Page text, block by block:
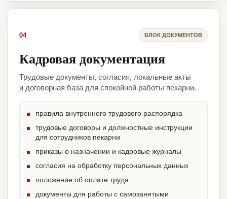
04 БЛОК ДОКУМЕНТОВ
Кадровая документация
Трудовые документы, согласия, локальные акты
и договорная база для спокойной работы пекарни.
правила внутреннего трудового распорядка
трудовые договоры и должностные инструкции
для сотрудников пекарни
приказы о назначении и кадровые журналы
согласия на обработку персональных данных
положение об оплате труда
документы для работы с самозанятыми